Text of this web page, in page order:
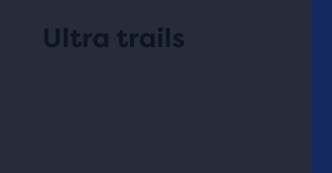
Ultra trails